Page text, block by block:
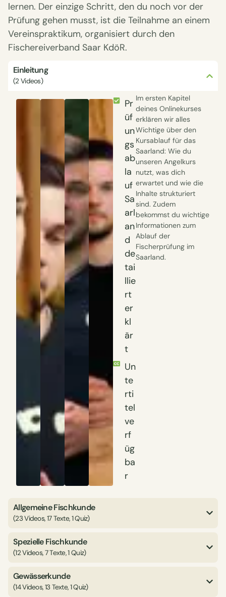
lernen. Der einzige Schritt, den du noch vor der
Prüfung gehen musst, ist die Teilnahme an einem
Vereinspraktikum, organisiert durch den
Fischereiverband Saar KdöR.
Einleitung
(2 Videos)
Pr
üf
un
gs
ab
la
uf
Sa
arl
an
d
de
tai
llie
rt
er
kl
är
t
Un
te
rti
tel
ve
rf
üg
ba
r
Im ersten Kapitel
deines Onlinekurses
erklären wir alles
Wichtige über den
Kursablauf für das
Saarland: Wie du
unseren Angelkurs
nutzt, was dich
erwartet und wie die
Inhalte strukturiert
sind. Zudem
bekommst du wichtige
Informationen zum
Ablauf der
Fischerprüfung im
Saarland.
Allgemeine Fischkunde
(23 Videos, 17 Texte, 1 Quiz)
Spezielle Fischkunde
(12 Videos, 7 Texte, 1 Quiz)
Gewässerkunde
(14 Videos, 13 Texte, 1 Quiz)